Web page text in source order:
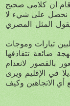
ان كلامي صحيح
نحصل على شيء لا
المثل المصري
تيارات وموجات
ضائعة تتقاذفها
بالقصور لانعدام
في الإقليم ويرى
أي الاتجاهين وكيف